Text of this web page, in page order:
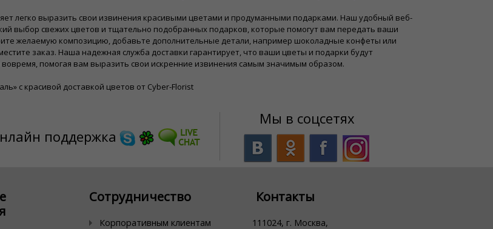
легко выразить свои извинения красивыми цветами и продуманными подарками. Наш удобный веб-
выбор свежих цветов и тщательно подобранных подарков, которые помогут вам передать ваши
желаемую композицию, добавьте дополнительные детали, например шоколадные конфеты или
заказ. Наша надежная служба доставки гарантирует, что ваши цветы и подарки будут
помогая вам выразить свои искренние извинения самым значимым образом.
с красивой доставкой цветов от Cyber-Florist
поддержка
Мы в соцсетях
Сотрудничество
Корпоративным клиентам
Контакты
111024, г. Москва,